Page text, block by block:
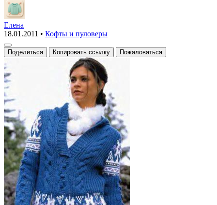
Пуловер
с
жаккардовыми
узорами
Елена
18.01.2011 • Кофты и пуловеры
Поделиться Копировать ссылку Пожаловаться